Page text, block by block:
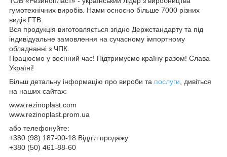
гумотехнічних виробів. Нами осноєно більше 7000 різних
видів ГТВ.
Вся продукція виготовляється згідно Держстандарту та під
індивідуальне замовлення на сучасному імпортному
обладнанні з ЧПК.
Працюємо у воєнний час! Підтримуємо країну разом! Слава
Україні!
Більш детальну інформацію про вироби та послуги, дивіться
на наших сайтах:
www.rezinoplast.com
www.rezinoplast.prom.ua
або телефонуйте:
+380 (98) 187-00-18 Відділ продажу
+380 (50) 461-88-60